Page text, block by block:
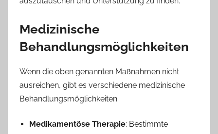
Medizinische
Behandlungsmöglichkeiten
Wenn die oben genannten Maßnahmen nicht
ausreichen, gibt es verschiedene medizinische
Behandlungsmöglichkeiten:
Medikamentöse Therapie: Bestimmte